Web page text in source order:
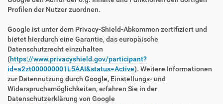
Profilen der Nutzer zuordnen.
Google ist unter dem Privacy-Shield-Abkommen zertifiziert und
bietet hierdurch eine Garantie, das europäische
Datenschutzrecht einzuhalten
(https://www.privacyshield.gov/participant?
id=a2zt000000001L5AAI&status=Active). Weitere Informationen
zur Datennutzung durch Google, Einstellungs- und
Widerspruchsmöglichkeiten, erfahren Sie in der
Datenschutzerklärung von Google